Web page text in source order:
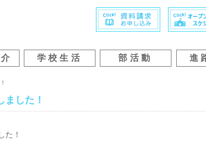
学校生活 部活動 進
した！
た！